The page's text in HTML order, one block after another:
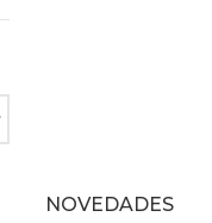
NOVEDADES